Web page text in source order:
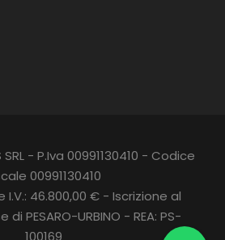
SRL - P.Iva 00991130410 - Codice
00991130410
46.800,00 € - Iscrizione al
PESARO-URBINO - REA: PS-
100169